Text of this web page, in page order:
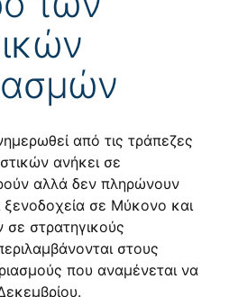
από τις τράπεζες
ανήκει σε
αλλά δεν πληρώνουν
ξενοδοχεία σε Μύκονο και
σε στρατηγικούς
στους
που αναμένεται να